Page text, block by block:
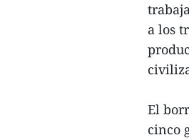
a los
El
cinco